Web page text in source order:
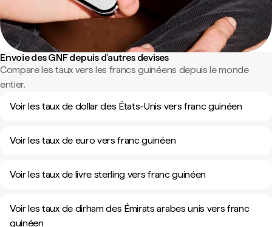
Envoie des GNF depuis d'autres devises
Compare les taux vers les francs guinéens depuis le monde
entier.
Voir les taux de dollar des États-Unis vers franc guinéen
Voir les taux de euro vers franc guinéen
Voir les taux de livre sterling vers franc guinéen
Voir les taux de dirham des Émirats arabes unis vers franc
guinéen